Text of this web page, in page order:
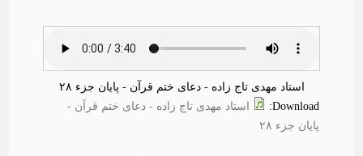
استاد مهدی تاج زاده - دعای ختم قرآن - پایان جزء ۲۸
Download
:
استاد مهدی تاج زاده - دعای ختم قرآن -
پایان جزء ۲۸